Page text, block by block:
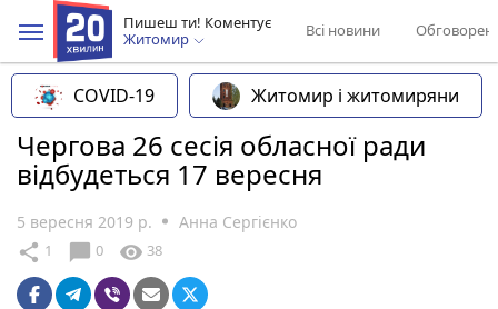
Пишеш ти! Коментує
Житомир
Всі новини
COVID-19 Житомир і житомиряни
Чергова 26 сесія обласної ради
відбудеться 17 вересня
5 вересня 2019 р. Анна Сергієнко
share 1 chat_bubble 0 visibility 38